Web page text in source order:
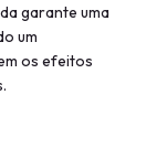
garante uma
um
os efeitos